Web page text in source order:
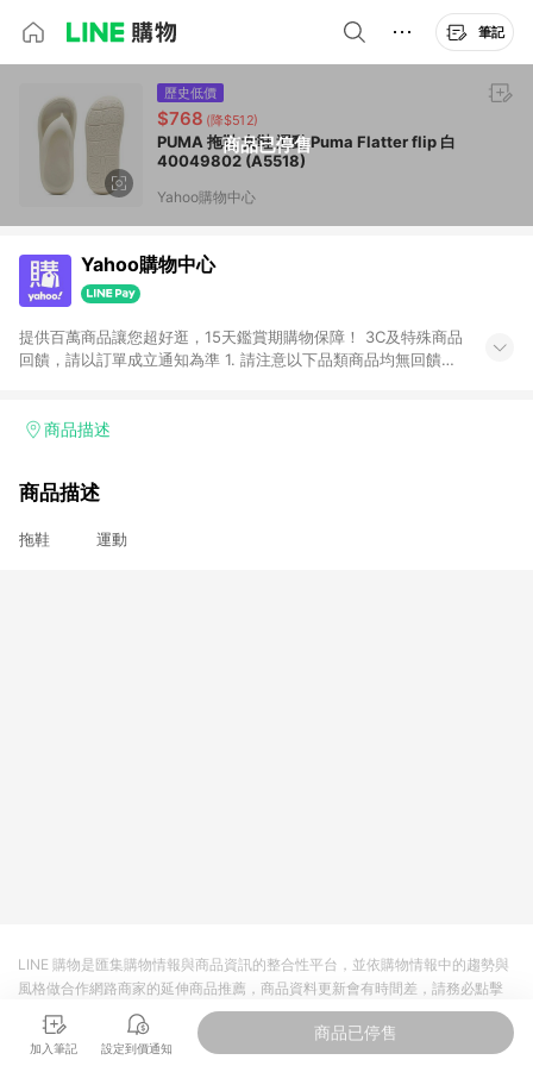
筆記
商品已停售
歷史低價
$768 (降$512)
PUMA 拖鞋 女鞋 運動 Puma Flatter flip 白
40049802 (A5518)
Yahoo購物中心
Yahoo購物中心
提供百萬商品讓您超好逛，15天鑑賞期購物保障！ 3C及特殊商品
回饋，請以訂單成立通知為準 1. 請注意以下品類商品均無回饋：
電玩/遊戲/相機/單眼/鏡頭/拍立得 [2024/6/1起適用] -內接硬
的購回饋活動享Yahoo超贈點回饋者 - 購物中心商店之商品：商
3. 訂單回饋金額將扣除運費/購物金/超贈點/福利金/紅利折抵/折
商品描述
商品描述
拖鞋 運動
加入筆記 設定到價通知
商品已停售
LINE 購物是匯集購物情報與商品資訊的整合性平台，並依購物情報中的趨勢與
風格做合作網路商家的延伸商品推薦，商品資料更新會有時間差，請務必點擊
商品至各合作網路商家，確認現售價與購物條件，一切資訊以合作廠商網頁為
準。